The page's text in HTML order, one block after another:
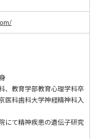
、教育学部教育心理学科卒
医科歯科大学神経精神科入
にて精神疾患の遺伝子研究